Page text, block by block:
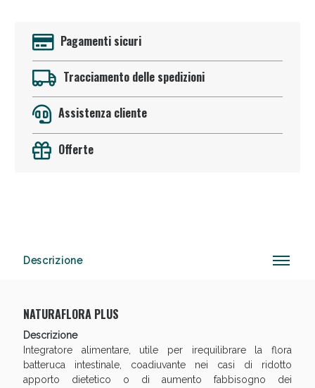
Pagamenti sicuri
Tracciamento delle spedizioni
Assistenza cliente
Offerte
Descrizione
NATURAFLORA PLUS
Descrizione
Integratore alimentare, utile per irequilibrare la flora
batteruca intestinale, coadiuvante nei casi di ridotto
apporto dietetico o di aumento fabbisogno dei
Vie Urinarie e Prostata: Sconti fino al 45% oggi!